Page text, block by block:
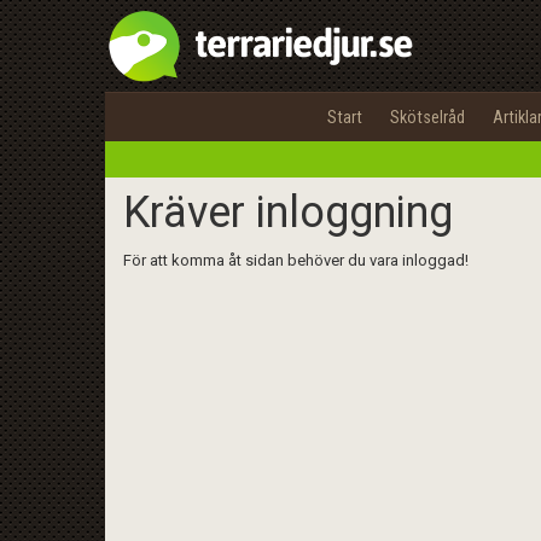
Start Skötselråd Artiklar
Kräver inloggning
För att komma åt sidan behöver du vara inloggad!